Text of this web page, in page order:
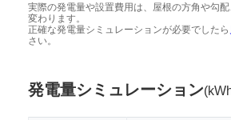
実際の発電量や設置費用は、屋根の方角や勾
変わります。
正確な発電量シミュレーションが必要でしたら
さい。
発電量シミュレーション